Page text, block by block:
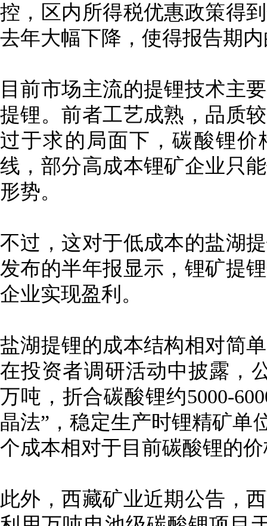
控，区内所得税优惠政策得
去年大幅下降，使得报告期
目前市场主流的提锂技术主
提锂。前者工艺成熟，品质
过于求的局面下，碳酸锂
线，部分高成本锂矿企业只
形势。
不过，这对于低成本的盐湖
发布的半年报显示，锂矿提
企业实现盈利。
盐湖提锂的成本结构相对简
在投资者调研活动中披露，
万吨，折合碳酸锂约5000-
晶法”，稳定生产时锂精矿单
个成本相对于目前碳酸锂的
此外，西藏矿业近期公告，